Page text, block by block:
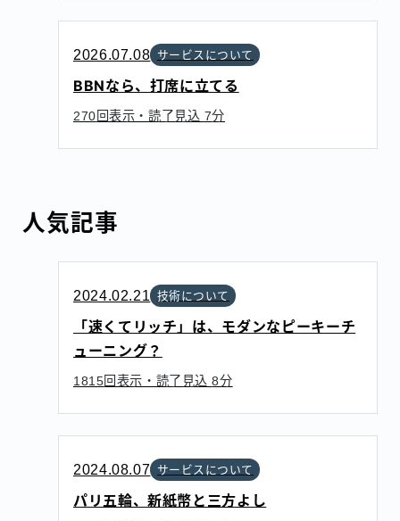
2026.07.08 サービスについて
BBNなら、打席に立てる
270回表示・読了見込 7分
人気記事
2024.02.21 技術について
「速くてリッチ」は、モダンなピーキーチ
ューニング？
1815回表示・読了見込8分
2024.08.07 サービスについて
パリ五輪、新紙幣と三方よし